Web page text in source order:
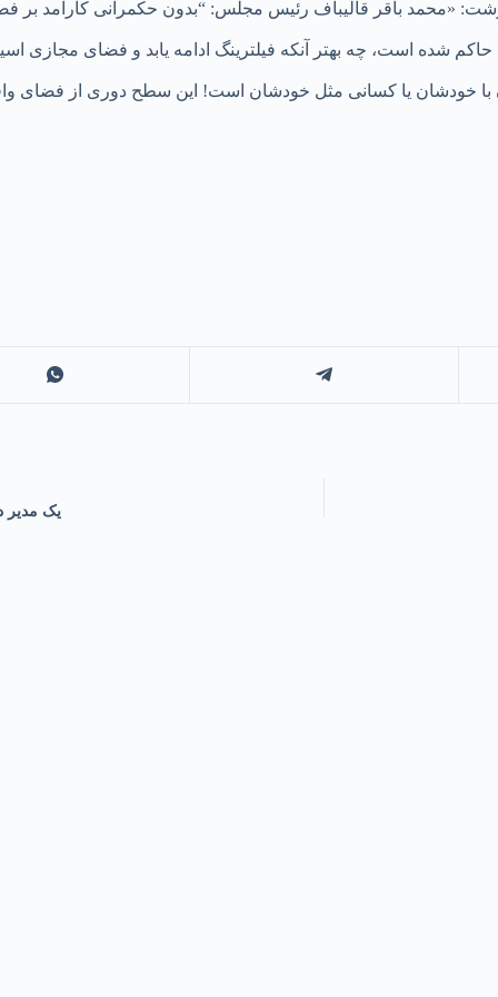
«محمد باقر قالیباف رئیس مجلس: “بدون حکمرانی کارآمد بر
شده است، چه بهتر آنکه فیلترینگ ادامه یابد و فضای مجازی
خودشان یا کسانی مثل خودشان است! این سطح دوری از فضای
یک مدیر